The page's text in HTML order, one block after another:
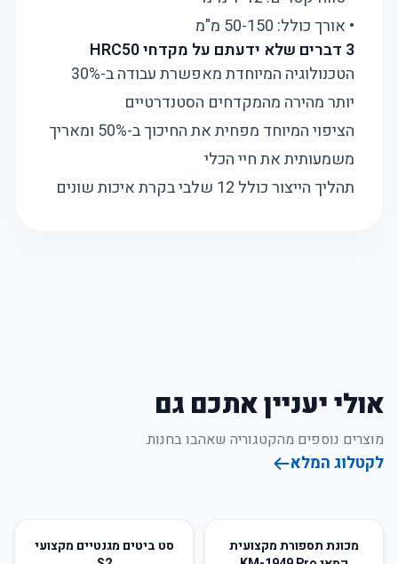
• אורך כולל: 50-150 מ"מ
3 דברים שלא ידעתם על מקדחי HRC50
הטכנולוגיה המיוחדת מאפשרת עבודה ב-30%
יותר מהירה מהמקדחים הסטנדרטיים
הציפוי המיוחד מפחית את החיכוך ב-50% ומאריך
משמעותית את חיי הכלי
תהליך הייצור כולל 12 שלבי בקרת איכות שונים
אולי יעניין אתכם גם
מוצרים נוספים מהקטגוריה שאהבו בחנות.
לקטלוג המלא
75
מכונת תספורת מקצועית
50%סט ביטים מגנטיים מקצועי